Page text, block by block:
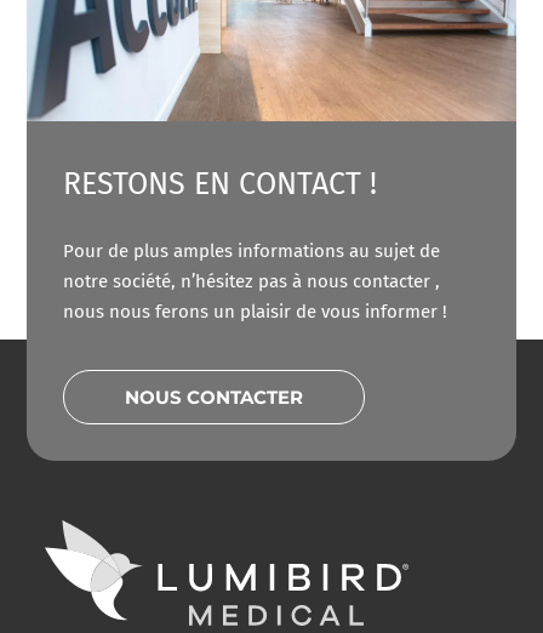
RESTONS EN CONTACT !
Pour de plus amples informations au sujet de
notre société, n’hésitez pas à nous contacter ,
nous nous ferons un plaisir de vous informer !
NOUS CONTACTER